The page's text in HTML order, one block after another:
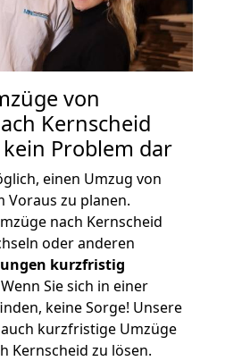
von
Kernscheid
Problem dar
einen Umzug von
Voraus zu planen.
nach Kernscheid
oder anderen
kurzfristig
Sie sich in einer
keine Sorge! Unsere
kurzfristige Umzüge
Kernscheid zu lösen.